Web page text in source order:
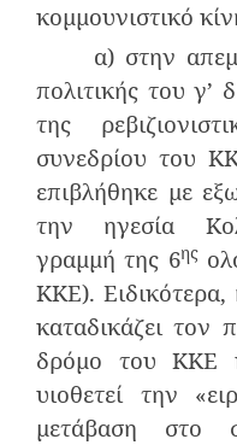
κομμουνιστικό
α) στην
πολιτικής του γ’
της
συνεδρίου του
επιβλήθηκε με
την ηγεσία
γραμμή της 6ης
ΚΚΕ). Ειδικότερα,
καταδικάζει τον
δρόμο του ΚΚΕ
υιοθετεί την
μετάβαση στο